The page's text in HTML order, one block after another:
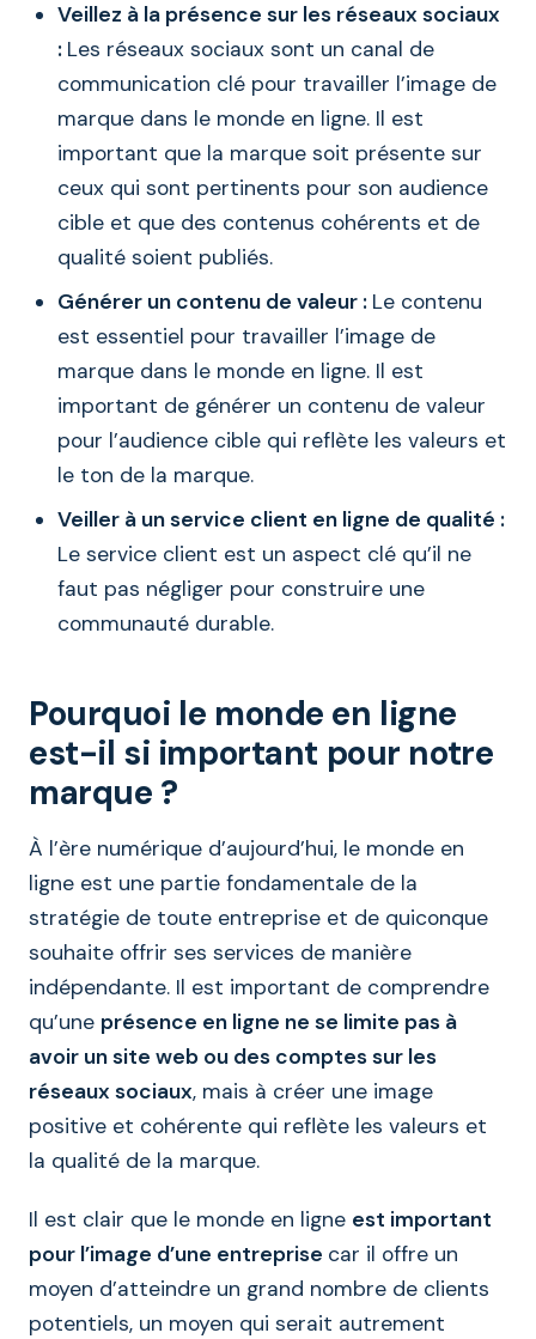
Veillez à la présence sur les réseaux sociaux
: Les réseaux sociaux sont un canal de
communication clé pour travailler l’image de
marque dans le monde en ligne. Il est
important que la marque soit présente sur
ceux qui sont pertinents pour son audience
cible et que des contenus cohérents et de
qualité soient publiés.
Générer un contenu de valeur : Le contenu
est essentiel pour travailler l’image de
marque dans le monde en ligne. Il est
important de générer un contenu de valeur
pour l’audience cible qui reflète les valeurs et
le ton de la marque.
Veiller à un service client en ligne de qualité :
Le service client est un aspect clé qu’il ne
faut pas négliger pour construire une
communauté durable.
Pourquoi le monde en ligne
est-il si important pour notre
marque ?
À l’ère numérique d’aujourd’hui, le monde en
ligne est une partie fondamentale de la
stratégie de toute entreprise et de quiconque
souhaite offrir ses services de manière
indépendante. Il est important de comprendre
qu’une présence en ligne ne se limite pas à
avoir un site web ou des comptes sur les
réseaux sociaux, mais à créer une image
positive et cohérente qui reflète les valeurs et
la qualité de la marque.
Il est clair que le monde en ligne est important
pour l’image d’une entreprise car il offre un
moyen d’atteindre un grand nombre de clients
potentiels, un moyen qui serait autrement